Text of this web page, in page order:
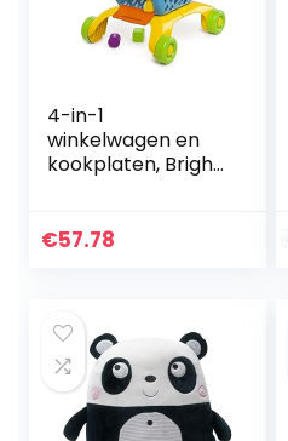
4-in-1
winkelwagen en
kookplaten, Bright
€57.78